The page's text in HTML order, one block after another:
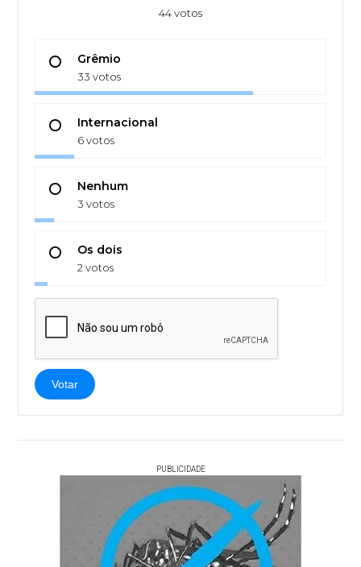
44 votos
Grêmio
33 votos
Internacional
6 votos
Nenhum
3 votos
Os dois
2 votos
Votar
PUBLICIDADE